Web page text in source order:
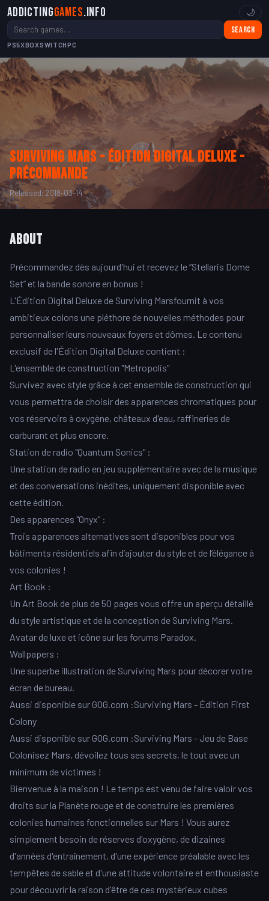
AddictingGames.info
Search
PS5XBOXSWITCHPC
🌙
Surviving Mars - Édition Digital Deluxe -
Précommande
Released: 2018-03-14
About
Précommandez dès aujourd'hui et recevez le “Stellaris Dome
Set” et la bande sonore en bonus !
L'Édition Digital Deluxe de Surviving Marsfournit à vos
ambitieux colons une pléthore de nouvelles méthodes pour
personnaliser leurs nouveaux foyers et dômes. Le contenu
exclusif de l'Édition Digital Deluxe contient :
L'ensemble de construction "Metropolis"
Survivez avec style grâce à cet ensemble de construction qui
vous permettra de choisir des apparences chromatiques pour
vos réservoirs à oxygène, châteaux d'eau, raffineries de
carburant et plus encore.
Station de radio "Quantum Sonics" :
Une station de radio en jeu supplémentaire avec de la musique
et des conversations inédites, uniquement disponible avec
cette édition.
Des apparences "Onyx" :
Trois apparences alternatives sont disponibles pour vos
bâtiments résidentiels afin d’ajouter du style et de l’élégance à
vos colonies !
Art Book :
Un Art Book de plus de 50 pages vous offre un aperçu détaillé
du style artistique et de la conception de Surviving Mars.
Avatar de luxe et icône sur les forums Paradox.
Wallpapers :
Une superbe illustration de Surviving Mars pour décorer votre
écran de bureau.
Aussi disponible sur GOG.com :Surviving Mars - Édition First
Colony
Aussi disponible sur GOG.com :Surviving Mars - Jeu de Base
Colonisez Mars, dévoilez tous ses secrets, le tout avec un
minimum de victimes !
Bienvenue à la maison ! Le temps est venu de faire valoir vos
droits sur la Planète rouge et de construire les premières
colonies humaines fonctionnelles sur Mars ! Vous aurez
simplement besoin de réserves d'oxygène, de dizaines
d'années d'entraînement, d'une expérience préalable avec les
tempêtes de sable et d'une attitude volontaire et enthousiaste
pour découvrir la raison d'être de ces mystérieux cubes